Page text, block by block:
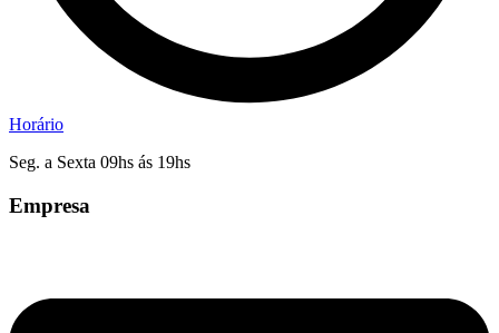
Horário
Seg. a Sexta 09hs ás 19hs
Empresa